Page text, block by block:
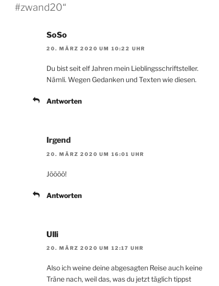
#zwand20“
SoSo
20. MÄRZ 2020 UM 10:22 UHR
Du bist seit elf Jahren mein Lieblingsschriftsteller.
Nämli. Wegen Gedanken und Texten wie diesen.
Antworten
Irgend
20. MÄRZ 2020 UM 16:01 UHR
Jöööö!
Antworten
Ulli
20. MÄRZ 2020 UM 12:17 UHR
Also ich weine deine abgesagten Reise auch keine
Träne nach, weil das, was du jetzt täglich tippst